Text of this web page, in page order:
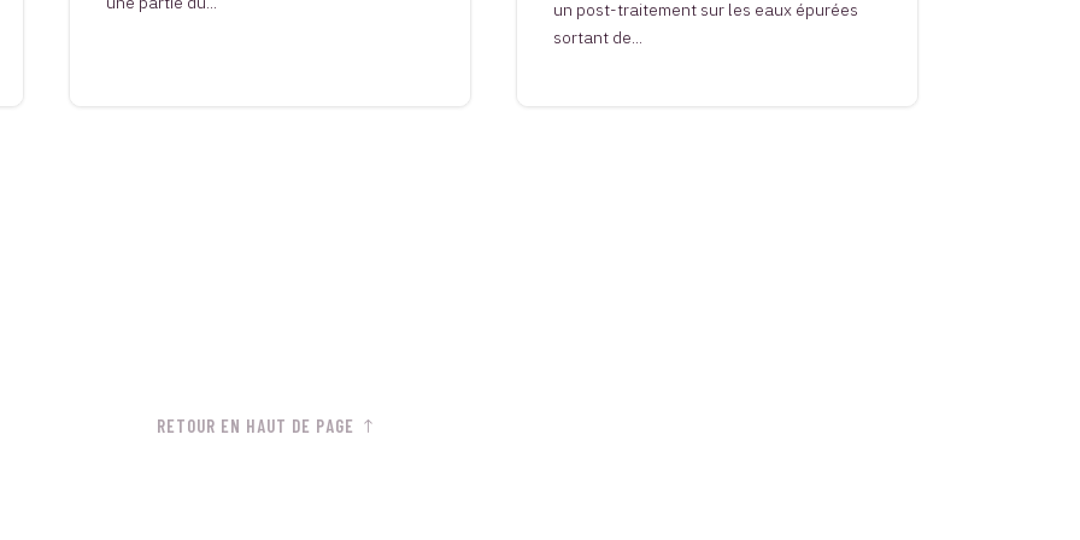
un post-traitement sur les eaux épurées
sortant de...
RETOUR EN HAUT DE PAGE